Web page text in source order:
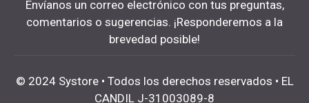
Envíanos un correo electrónico con tus preguntas,
comentarios o sugerencias. ¡Responderemos a la
brevedad posible!
© 2024 Systore • Todos los derechos reservados • EL
CANDIL J-31003089-8